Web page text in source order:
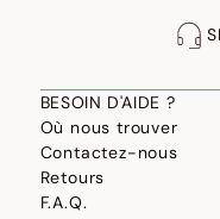
BESOIN D'AIDE ?
Où nous trouver
Contactez-nous
Retours
F.A.Q.